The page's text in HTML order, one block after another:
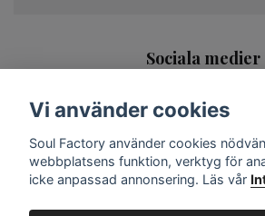
Sociala medier
Vi använder cookies
Soul Factory använder cookies
webbplatsens funktion, verktyg för
icke anpassad annonsering. Läs vår